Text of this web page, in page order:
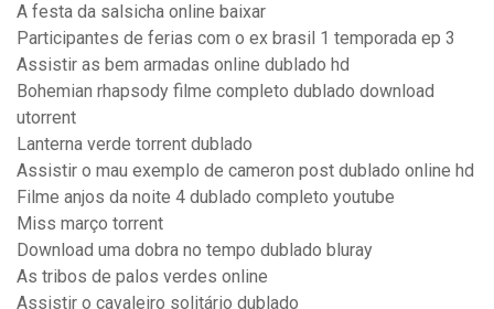
A festa da salsicha online baixar
Participantes de ferias com o ex brasil 1 temporada ep 3
Assistir as bem armadas online dublado hd
Bohemian rhapsody filme completo dublado download
utorrent
Lanterna verde torrent dublado
Assistir o mau exemplo de cameron post dublado online hd
Filme anjos da noite 4 dublado completo youtube
Miss março torrent
Download uma dobra no tempo dublado bluray
As tribos de palos verdes online
Assistir o cavaleiro solitário dublado